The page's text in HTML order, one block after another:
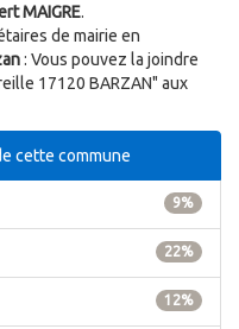
MAIGRE.
de mairie en
: Vous pouvez la joindre
17120 BARZAN" aux
cette commune
9%
22%
12%